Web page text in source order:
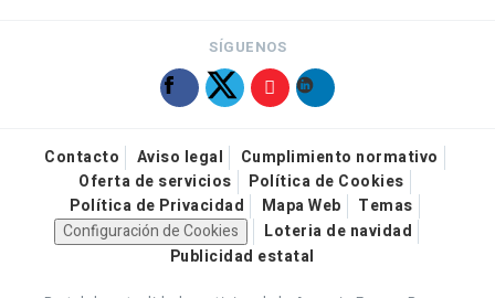
SÍGUENOS
Contacto Aviso legal
Cumplimiento normativo
Oferta de servicios
Política de Cookies
Política de Privacidad
Mapa Web
Temas
Configuración de Cookies
Loteria de navidad
Publicidad estatal